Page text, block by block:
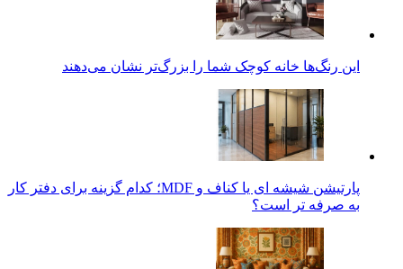
این رنگ‌ها خانه کوچک شما را بزرگ‌تر نشان می‌دهند
پارتیشن شیشه ای یا کناف و MDF؛ کدام گزینه برای دفتر کار
به صرفه تر است؟